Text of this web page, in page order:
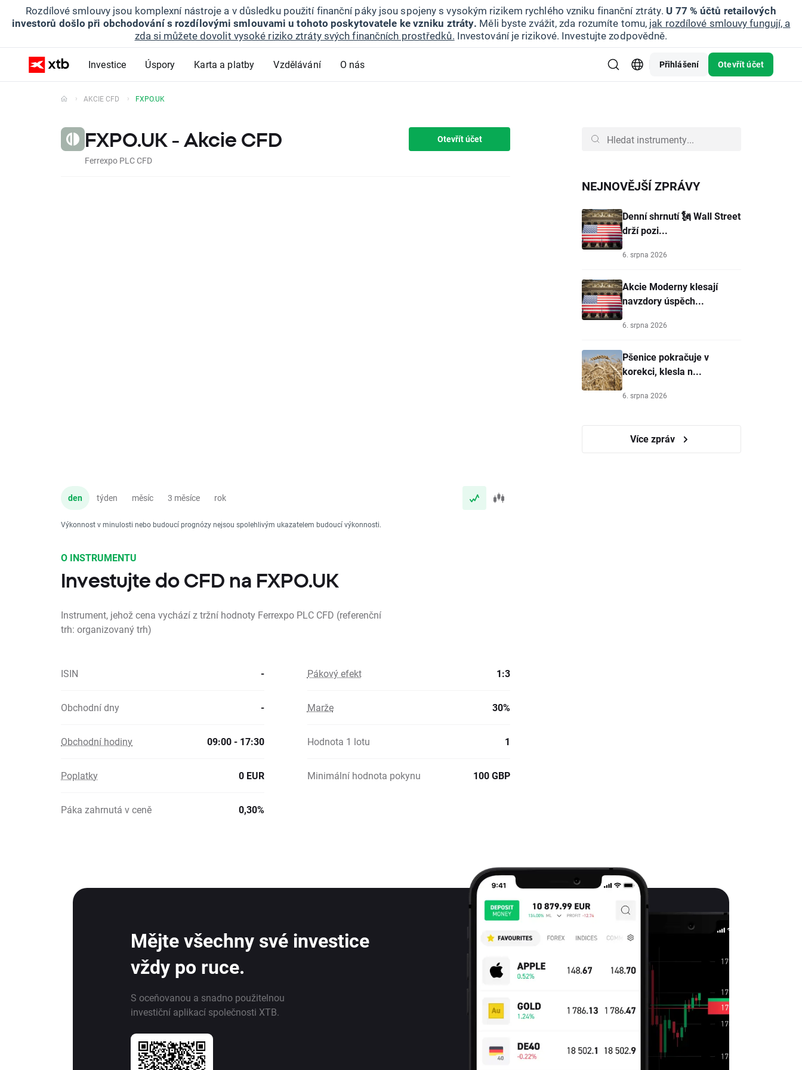
Rozdílové smlouvy jsou komplexní nástroje a v důsledku použití finanční páky jsou spojeny s vysokým rizikem rychlého vzniku finanční ztráty. U 77 % účtů retailových
investorů došlo při obchodování s rozdílovými smlouvami u tohoto poskytovatele ke vzniku ztráty. Měli byste zvážit, zda rozumíte tomu, jak rozdílové smlouvy fungují, a
zda si můžete dovolit vysoké riziko ztráty svých finančních prostředků. Investování je rizikové. Investujte zodpovědně.
Investice Úspory Karta a platby Vzdělávání O nás Přihlášení Otevřít účet
AKCIE CFD FXPO.UK
FXPO.UK - Akcie CFD
Ferrexpo PLC CFD
Otevřít účet
den týden měsíc 3 měsíce rok
Výkonnost v minulosti nebo budoucí prognózy nejsou spolehlivým ukazatelem budoucí výkonnosti.
NEJNOVĚJŠÍ ZPRÁVY
Denní shrnutí 🗽 Wall Street
drží pozi...
6. srpna 2026
Akcie Moderny klesají
navzdory úspěch...
6. srpna 2026
Pšenice pokračuje v
korekci, klesla n...
6. srpna 2026
Více zpráv
O INSTRUMENTU
Investujte do CFD na FXPO.UK
Instrument, jehož cena vychází z tržní hodnoty Ferrexpo PLC CFD (referenční
trh: organizovaný trh)
ISIN - Pákový efekt 1:3
Obchodní dny - Marže 30%
Obchodní hodiny 09:00 - 17:30 Hodnota 1 lotu 1
Poplatky 0 EUR Minimální hodnota pokynu 100 GBP
Páka zahrnutá v ceně 0,30%
Mějte všechny své investice
vždy po ruce.
S oceňovanou a snadno použitelnou
investiční aplikací společnosti XTB.